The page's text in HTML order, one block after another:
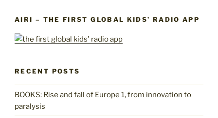
AIRI – THE FIRST GLOBAL KIDS’ RADIO APP
RECENT POSTS
BOOKS: Rise and fall of Europe 1, from innovation to
paralysis